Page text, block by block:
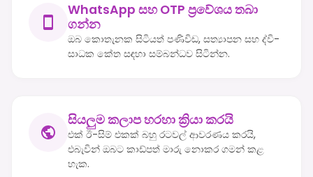
WhatsApp සහ OTP ප්‍රවේශය තබා
ගන්න
ඔබ කොතැනක සිටියත් පණිවිඩ, සත්‍යාපන සහ ද්වි-
සාධක කේත සඳහා සම්බන්ධව සිටින්න.
සියලුම කලාප හරහා ක්‍රියා කරයි
එක් ඊ-සිම් එකක් බහු රටවල් ආවරණය කරයි,
එබැවින් ඔබට කාඩ්පත් මාරු නොකර ගමන් කළ
හැක.